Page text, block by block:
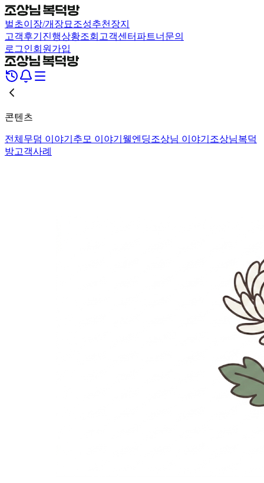
벌초이장/개장묘조성추천장지
고객후기 진행상황조회 고객센터 파트너문의
로그인회원가입
콘텐츠
전체 무덤 이야기 추모 이야기 웰엔딩조상님 이야기 조상님복덕
방고객사례